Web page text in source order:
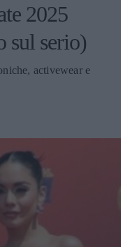
2025
sul serio)
activewear e